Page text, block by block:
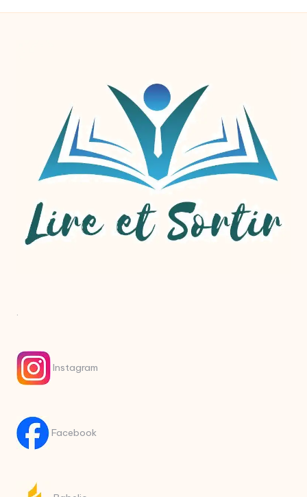
.
Instagram
Facebook